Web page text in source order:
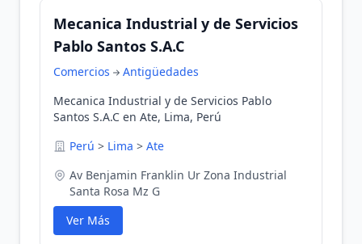
Mecanica Industrial y de Servicios
Pablo Santos S.A.C
Comercios
Antigüedades
Mecanica Industrial y de Servicios Pablo
Santos S.A.C en Ate, Lima, Perú
Perú > Lima > Ate
Av Benjamin Franklin Ur Zona Industrial
Santa Rosa Mz G
Ver Más